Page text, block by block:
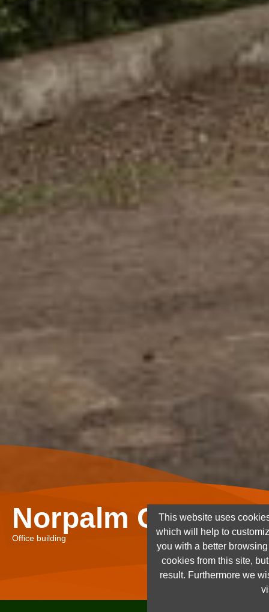
Norpalm Ghana
Office building
This website uses
which will help to
you with a better
cookies from this site,
result. Furthermore we